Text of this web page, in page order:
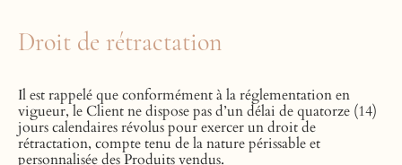
Droit de rétractation
Il est rappelé que conformément à la réglementation en
vigueur, le Client ne dispose pas d’un délai de quatorze (14)
jours calendaires révolus pour exercer un droit de
rétractation, compte tenu de la nature périssable et
personnalisée des Produits vendus.